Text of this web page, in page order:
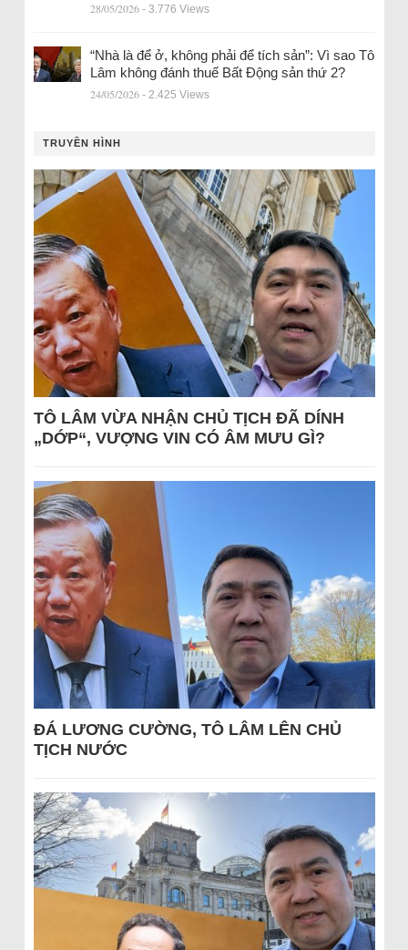
28/05/2026 - 3.776 Views
“Nhà là để ở, không phải để tích sản”: Vì sao Tô
Lâm không đánh thuế Bất Động sản thứ 2?
24/05/2026 - 2.425 Views
TRUYỀN HÌNH
TÔ LÂM VỪA NHẬN CHỦ TỊCH ĐÃ DÍNH
„DỚP“, VƯỢNG VIN CÓ ÂM MƯU GÌ?
ĐÁ LƯƠNG CƯỜNG, TÔ LÂM LÊN CHỦ
TỊCH NƯỚC